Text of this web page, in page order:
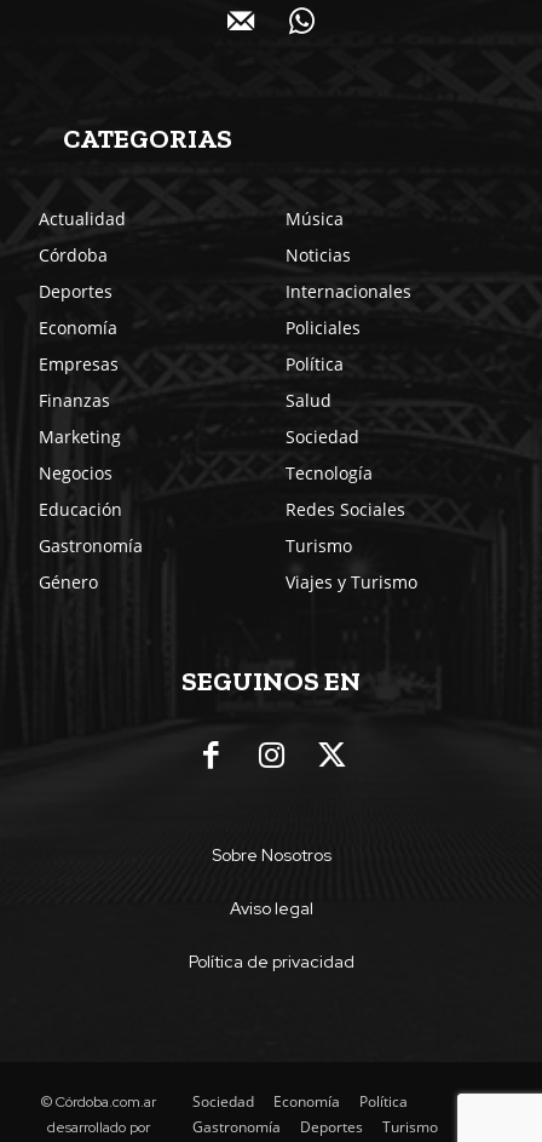
CATEGORIAS
Actualidad
Córdoba
Deportes
Economía
Empresas
Finanzas
Marketing
Negocios
Educación
Gastronomía
Género
Música
Noticias
Internacionales
Policiales
Política
Salud
Sociedad
Tecnología
Redes Sociales
Turismo
Viajes y Turismo
SEGUINOS EN
Sobre Nosotros
Aviso legal
Política de privacidad
© Córdoba.com.ar
desarrollado por
Sociedad Economía
Política
Gastronomía
Deportes
Turismo